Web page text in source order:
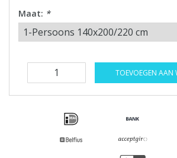
Maat: *
TOEVOEGEN AAN